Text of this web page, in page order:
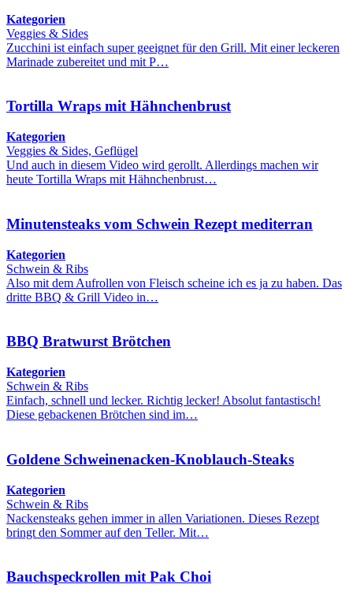
Kategorien
Veggies & Sides
Zucchini ist einfach super geeignet für den Grill. Mit einer leckeren
Marinade zubereitet und mit P…
Tortilla Wraps mit Hähnchenbrust
Kategorien
Veggies & Sides, Geflügel
Und auch in diesem Video wird gerollt. Allerdings machen wir
heute Tortilla Wraps mit Hähnchenbrust…
Minutensteaks vom Schwein Rezept mediterran
Kategorien
Schwein & Ribs
Also mit dem Aufrollen von Fleisch scheine ich es ja zu haben. Das
dritte BBQ & Grill Video in…
BBQ Bratwurst Brötchen
Kategorien
Schwein & Ribs
Einfach, schnell und lecker. Richtig lecker! Absolut fantastisch!
Diese gebackenen Brötchen sind im…
Goldene Schweinenacken-Knoblauch-Steaks
Kategorien
Schwein & Ribs
Nackensteaks gehen immer in allen Variationen. Dieses Rezept
bringt den Sommer auf den Teller. Mit…
Bauchspeckrollen mit Pak Choi